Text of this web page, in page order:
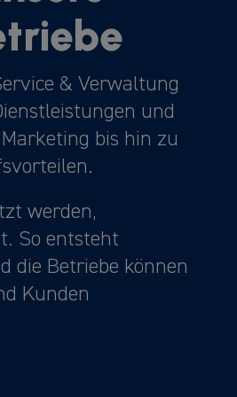
& Verwaltung
und
bis hin zu
werden,
So entsteht
die Betriebe können
Kunden